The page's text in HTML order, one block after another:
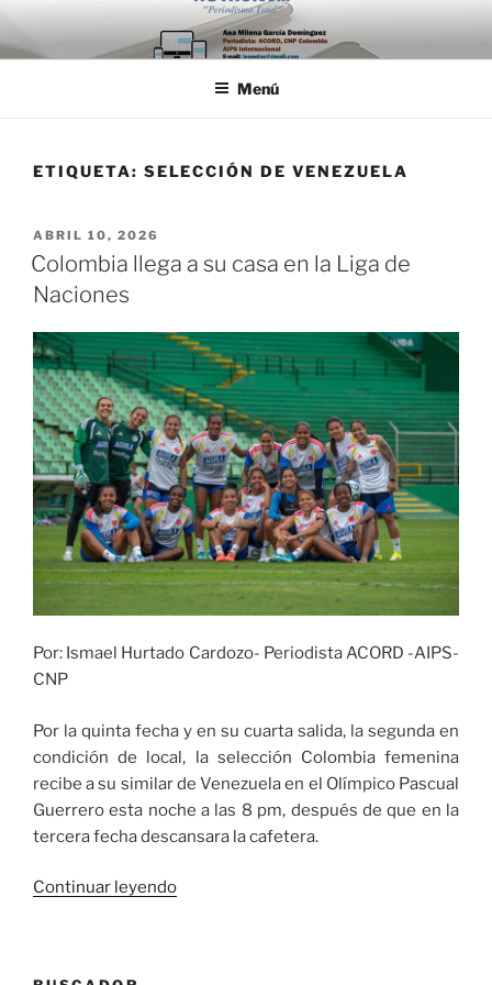
Saltar
al
contenido
Menú
ETIQUETA: SELECCIÓN DE VENEZUELA
PUBLICADO
EL
ABRIL 10, 2026
Colombia llega a su casa en la Liga de
Naciones
Por: Ismael Hurtado Cardozo- Periodista ACORD -AIPS-
CNP
Por la quinta fecha y en su cuarta salida, la segunda en
condición de local, la selección Colombia femenina
recibe a su similar de Venezuela en el Olímpico Pascual
Guerrero esta noche a las 8 pm, después de que en la
tercera fecha descansara la cafetera.
Continuar leyendo«Colombia